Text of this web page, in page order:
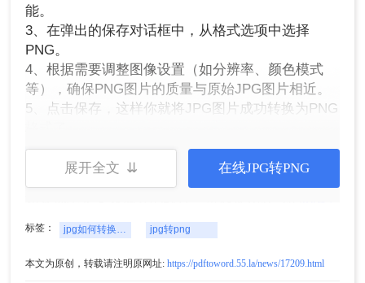
能。
3、在弹出的保存对话框中，从格式选项中选择
PNG。
4、根据需要调整图像设置（如分辨率、颜色模式
等），确保PNG图片的质量与原始JPG图片相近。
5、点击保存，这样你就将JPG图片成功转换为PNG
方法二：使用在线转换工具
转换工具。
操作步骤：
1、在线JPG转
展开全文 ⇊ 在线JPG转PNG
标签： jpg如何转换为png jpg转png
本文为原创，转载请注明原网址: https://pdftoword.55.la/news/17209.html